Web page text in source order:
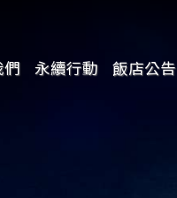
們 永續行動 飯店公告